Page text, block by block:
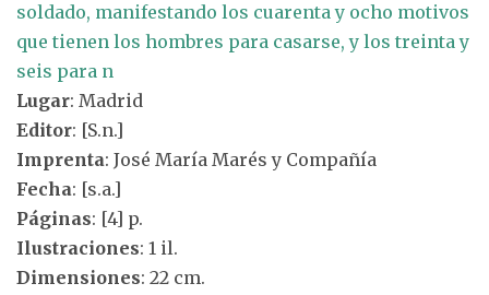
soldado, manifestando los cuarenta y ocho motivos
que tienen los hombres para casarse, y los treinta y
seis para n
Lugar: Madrid
Editor: [S.n.]
Imprenta: José María Marés y Compañía
Fecha: [s.a.]
Páginas: [4] p.
Ilustraciones: 1 il.
Dimensiones: 22 cm.